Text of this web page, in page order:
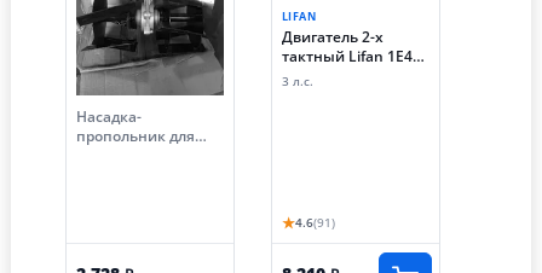
Насадка-
пропольник для
LIFAN
Двигатель 2-х
тактный Lifan 1E48F
(63 куб см)
3 л.с.
★4.6(91)